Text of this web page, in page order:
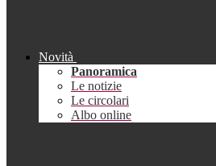
Novità
Panoramica
Le notizie
Le circolari
Albo online